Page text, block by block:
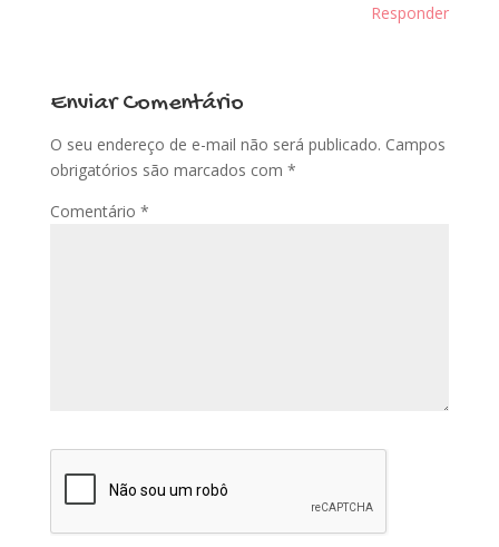
Responder
Enviar Comentário
O seu endereço de e-mail não será publicado. Campos
obrigatórios são marcados com *
Comentário *